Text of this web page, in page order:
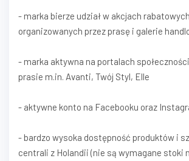
- marka bierze udział w akcjach rabatowych
organizowanych przez prasę i galerie
- marka aktywna na portalach
prasie m.in. Avanti, Twój Styl, Elle
- aktywne konto na Facebooku oraz
- bardzo wysoka dostępność produktów i
centrali z Holandii (nie są wymagane stoki